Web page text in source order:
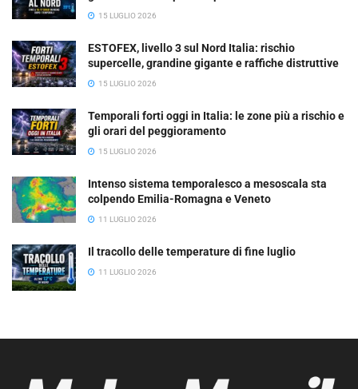
15 LUGLIO 2026
ESTOFEX, livello 3 sul Nord Italia: rischio
supercelle, grandine gigante e raffiche distruttive
15 LUGLIO 2026
Temporali forti oggi in Italia: le zone più a rischio e
gli orari del peggioramento
15 LUGLIO 2026
Intenso sistema temporalesco a mesoscala sta
colpendo Emilia-Romagna e Veneto
11 LUGLIO 2026
Il tracollo delle temperature di fine luglio
11 LUGLIO 2026